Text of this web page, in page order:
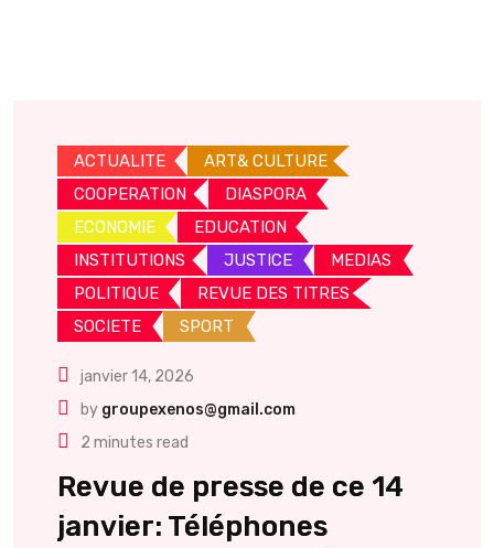
ACTUALITE
ART& CULTURE
COOPERATION
DIASPORA
ECONOMIE
EDUCATION
INSTITUTIONS
JUSTICE
MEDIAS
POLITIQUE
REVUE DES TITRES
SOCIETE
SPORT
janvier 14, 2026
by groupexenos@gmail.com
2 minutes read
Revue de presse de ce 14
janvier: Téléphones